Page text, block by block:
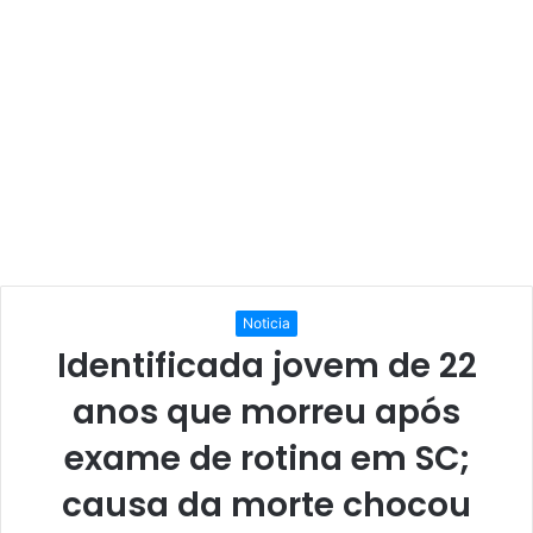
Noticia
Identificada jovem de 22
anos que morreu após
exame de rotina em SC;
causa da morte chocou